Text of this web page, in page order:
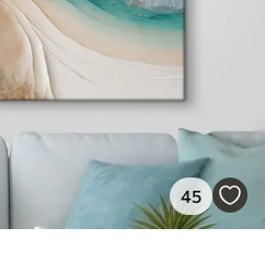
45